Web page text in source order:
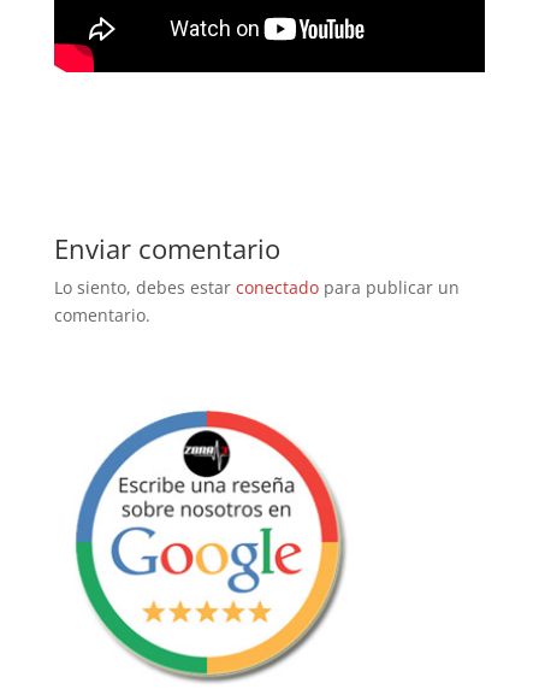
Enviar comentario
Lo siento, debes estar conectadopara publicar un
comentario.